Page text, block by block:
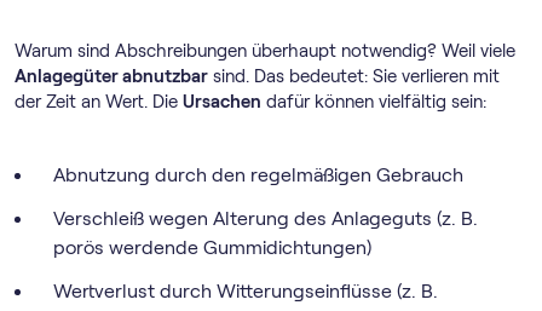
Warum sind Abschreibungen überhaupt notwendig? Weil viele
Anlagegüter abnutzbar sind. Das bedeutet: Sie verlieren mit
der Zeit an Wert. Die Ursachen dafür können vielfältig sein:
Abnutzung durch den regelmäßigen Gebrauch
Verschleiß wegen Alterung des Anlageguts (z. B.
porös werdende Gummidichtungen)
Wertverlust durch Witterungseinflüsse (z. B.